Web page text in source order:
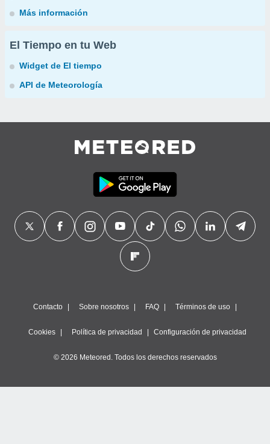
Más información
El Tiempo en tu Web
Widget de El tiempo
API de Meteorología
Contacto Sobre nosotros FAQ Términos de uso
Cookies Política de privacidad Configuración de privacidad
© 2026 Meteored. Todos los derechos reservados